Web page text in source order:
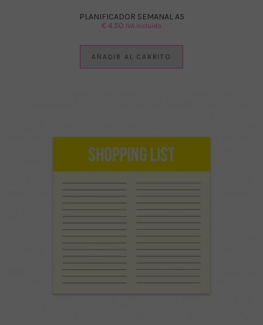
PLANIFICADOR SEMANAL A5
€4.50 IVA Incluido
AÑADIR AL CARRITO